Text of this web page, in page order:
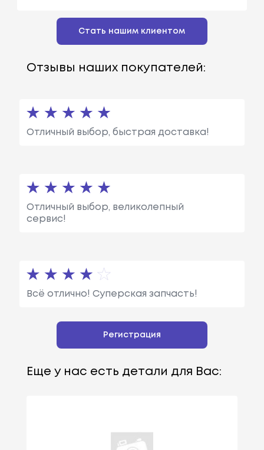
Стать нашим клиентом
Отзывы наших покупателей:
Отличный выбор, быстрая доставка!
Отличный выбор, великолепный
сервис!
Всё отлично! Суперская запчасть!
Регистрация
Еще у нас есть детали для Вас: